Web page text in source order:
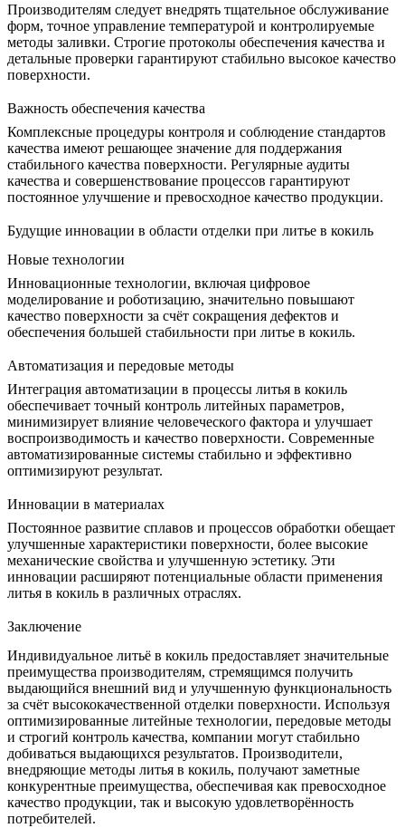
Производителям следует внедрять тщательное обслуживание
форм, точное управление температурой и контролируемые
методы заливки. Строгие протоколы обеспечения качества и
детальные проверки гарантируют стабильно высокое качество
поверхности.
Важность обеспечения качества
Комплексные процедуры контроля и соблюдение стандартов
качества имеют решающее значение для поддержания
стабильного качества поверхности. Регулярные аудиты
качества и совершенствование процессов гарантируют
постоянное улучшение и превосходное качество продукции.
Будущие инновации в области отделки при литье в кокиль
Новые технологии
Инновационные технологии, включая цифровое
моделирование и роботизацию, значительно повышают
качество поверхности за счёт сокращения дефектов и
обеспечения большей стабильности при литье в кокиль.
Автоматизация и передовые методы
Интеграция автоматизации в процессы литья в кокиль
обеспечивает точный контроль литейных параметров,
минимизирует влияние человеческого фактора и улучшает
воспроизводимость и качество поверхности. Современные
автоматизированные системы стабильно и эффективно
оптимизируют результат.
Инновации в материалах
Постоянное развитие сплавов и процессов обработки обещает
улучшенные характеристики поверхности, более высокие
механические свойства и улучшенную эстетику. Эти
инновации расширяют потенциальные области применения
литья в кокиль в различных отраслях.
Заключение
Индивидуальное литьё в кокиль предоставляет значительные
преимущества производителям, стремящимся получить
выдающийся внешний вид и улучшенную функциональность
за счёт высококачественной отделки поверхности. Используя
оптимизированные литейные технологии, передовые методы
и строгий контроль качества, компании могут стабильно
добиваться выдающихся результатов. Производители,
внедряющие методы литья в кокиль, получают заметные
конкурентные преимущества, обеспечивая как превосходное
качество продукции, так и высокую удовлетворённость
потребителей.